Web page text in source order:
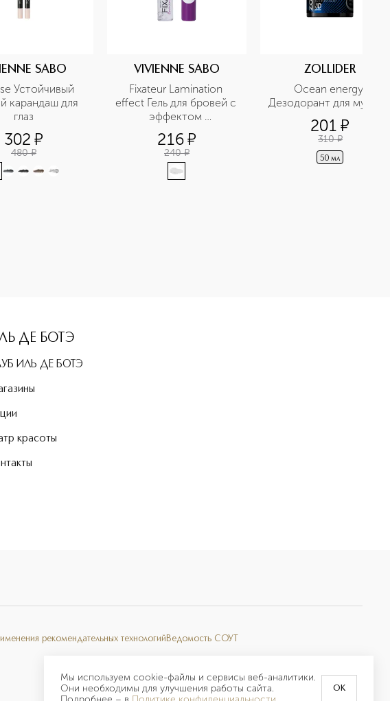
Мы используем cookie-файлы и сервисы веб-аналитики.
Они необходимы для улучшения работы сайта.
OK
SABO
Устойчивый
карандаш для
глаз
302 ¤
480 ¤
VIVIENNE SABO
Fixateur Lamination
effect Гель для бровей с
эффектом
ламинирования
216¤
240 ¤
ZOLLIDER
Ocean energy
Дезодорант для
201 ¤
310 ¤
50 мл
ДЕ БОТЭ
ИЛЬ ДЕ БОТЭ
красоты
рекомендательных технологий Ведомость СОУТ